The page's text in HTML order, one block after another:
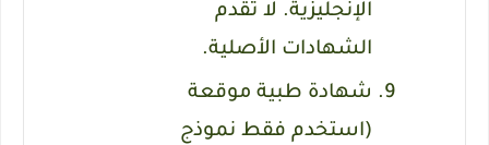
الإنجليزية. لا تقدم
الشهادات الأصلية.
شهادة طبية موقعة
(استخدم فقط نموذج